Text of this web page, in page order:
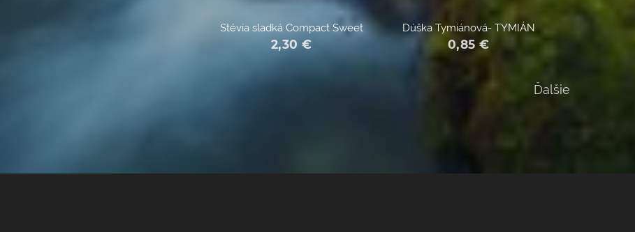
Stévia sladká Compact Sweet
2,30 €
Dúška Tymiánová- TYMIÁN
0,85 €
Ďalšie